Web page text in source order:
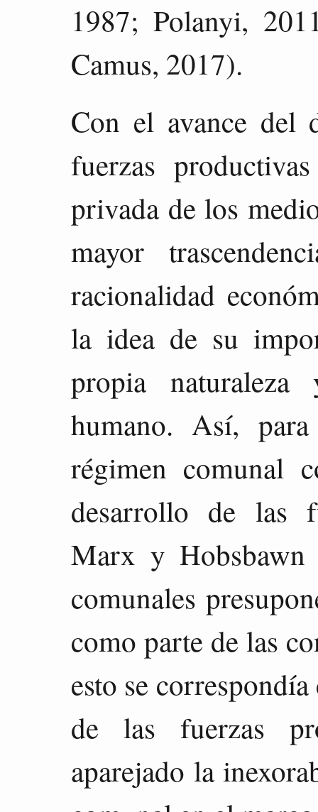
1987; Polanyi,
Camus, 2017).
Con el avance del
fuerzas
privada de los
mayor
racionalidad
la idea de su
propia
humano. Así,
régimen comunal
desarrollo de las
Marx y Hobsbawn
comunales
como parte de las
esto se
de las fuerzas
aparejado la